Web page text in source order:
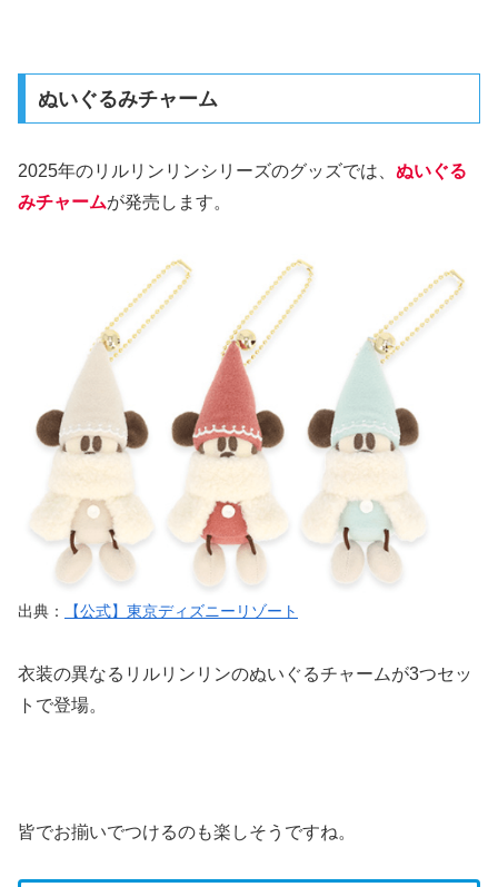
ぬいぐるみチャーム
2025年のリルリンリンシリーズのグッズでは、 ぬいぐる
みチャームが発売します。
出典： 【公式】東京ディズニーリゾート
衣装の異なるリルリンリンのぬいぐるチャームが3つセッ
トで登場。
皆でお揃いでつけるのも楽しそうですね。